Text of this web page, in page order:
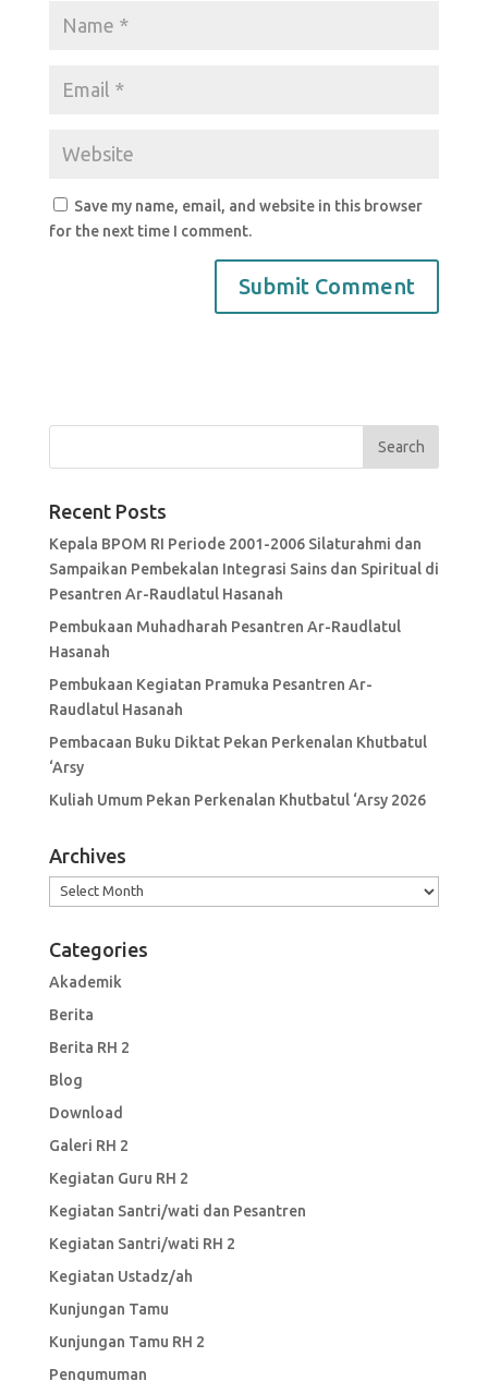
Save my name, email, and website in this browser
for the next time I comment.
Recent Posts
Kepala BPOM RI Periode 2001-2006 Silaturahmi dan
Sampaikan Pembekalan Integrasi Sains dan Spiritual di
Pesantren Ar-Raudlatul Hasanah
Pembukaan Muhadharah Pesantren Ar-Raudlatul
Hasanah
Pembukaan Kegiatan Pramuka Pesantren Ar-
Raudlatul Hasanah
Pembacaan Buku Diktat Pekan Perkenalan Khutbatul
‘Arsy
Kuliah Umum Pekan Perkenalan Khutbatul ‘Arsy 2026
Archives
Archives
Categories
Akademik
Berita
Berita RH 2
Blog
Download
Galeri RH 2
Kegiatan Guru RH 2
Kegiatan Santri/wati dan Pesantren
Kegiatan Santri/wati RH 2
Kegiatan Ustadz/ah
Kunjungan Tamu
Kunjungan Tamu RH 2
Pengumuman